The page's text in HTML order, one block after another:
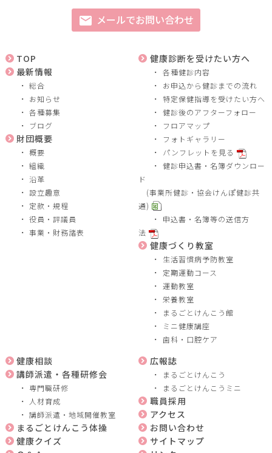
mail メールでお問い合わせ
TOP
最新情報
総合
お知らせ
各種募集
ブログ
財団概要
概要
組織
沿革
設立趣意
定款・規程
役員・評議員
事業・財務諸表
健康診断を受けたい方へ
各種健診内容
お申込から健診までの流れ
特定保健指導を受けたい方へ
健診後のアフターフォロー
フロアマップ
フォトギャラリー
パンフレットを見る
健診申込書・名簿ダウンロー
ド
(事業所健診・協会けんぽ健診共
通)
申込書・名簿等の送信方
法
健康づくり教室
生活習慣病予防教室
定期運動コース
運動教室
栄養教室
まるごとけんこう館
ミニ健康講座
歯科・口腔ケア
健康相談
講師派遣・各種研修会
専門職研修
人材育成
講師派遣・地域開催教室
まるごとけんこう体操
健康クイズ
広報誌
まるごとけんこう
まるごとけんこうミニ
職員採用
アクセス
お問い合わせ
サイトマップ